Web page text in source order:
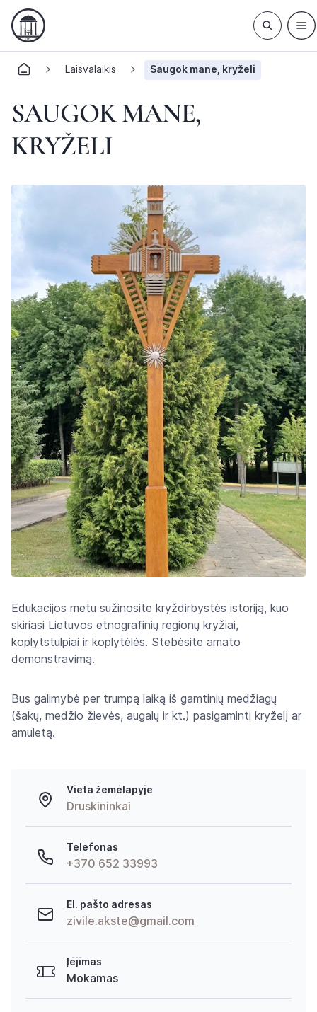
Laisvalaikis Saugok mane, kryželi
SAUGOK MANE,
KRYŽELI
Edukacijos metu sužinosite kryždirbystės istoriją, kuo
skiriasi Lietuvos etnografinių regionų kryžiai,
koplytstulpiai ir koplytėlės. Stebėsite amato
demonstravimą.
Bus galimybė per trumpą laiką iš gamtinių medžiagų
(šakų, medžio žievės, augalų ir kt.) pasigaminti kryželį ar
amuletą.
Vieta žemėlapyje
Druskininkai
Telefonas
+370 652 33993
El. pašto adresas
zivile.akste@gmail.com
Įėjimas
Mokamas